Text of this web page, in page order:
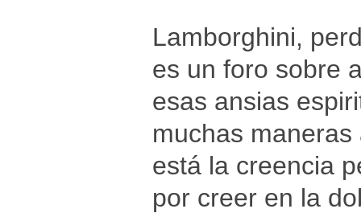
Lamborghini,
es un foro sobre
esas ansias
muchas
está la creencia
por creer en la